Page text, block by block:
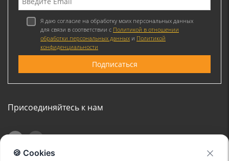
Я даю согласие на обработку моих персональных данных
для связи в соответствии с Политикой в отношении
обработки персональных данных и Политикой
конфиденциальности
Присоединяйтесь к нам
🍪 Cookies